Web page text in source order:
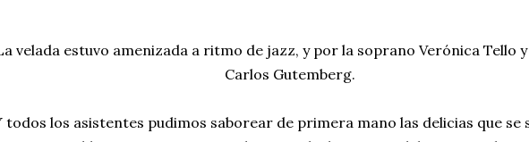
velada estuvo amenizada a ritmo de jazz, y por la soprano Verónica Tello
Carlos Gutemberg.
todos los asistentes pudimos saborear de primera mano las delicias que se